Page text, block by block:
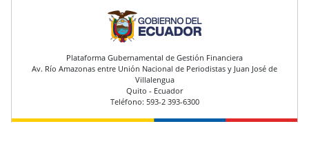
pie de página
Plataforma Gubernamental de Gestión Financiera
Av. Río Amazonas entre Unión Nacional de Periodistas y Juan José de
Villalengua
Quito - Ecuador
Teléfono: 593-2 393-6300